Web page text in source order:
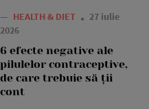
— HEALTH & DIET
27 iulie
2026
6 efecte negative ale
pilulelor contraceptive,
de care trebuie să ții
cont